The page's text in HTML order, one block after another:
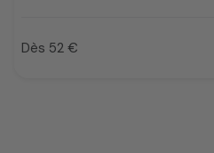
Prix
Dès 52 €